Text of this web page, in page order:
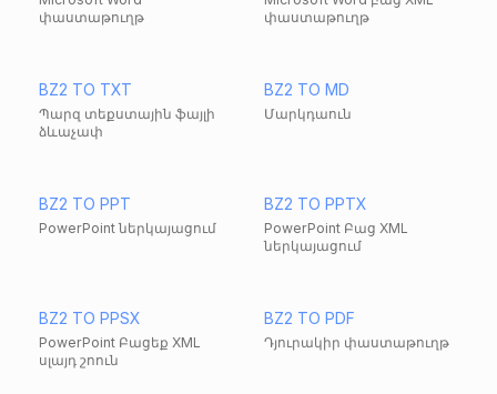
փաստաթուղթ
փաստաթուղթ
BZ2 TO TXT
Պարզ տեքստային ֆայլի
ձևաչափ
BZ2 TO MD
Մարկդաուն
BZ2 TO PPT
PowerPoint ներկայացում
BZ2 TO PPTX
PowerPoint Բաց XML
ներկայացում
BZ2 TO PPSX
PowerPoint Բացեք XML
սլայդ շոուն
BZ2 TO PDF
Դյուրակիր փաստաթուղթ